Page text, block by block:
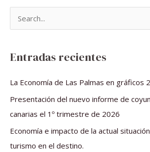
a
r
Entradas recientes
La Economía de Las Palmas en gráficos
Presentación del nuevo informe de
canarias el 1º trimestre de 2026
Economía e impacto de la actual
turismo en el destino.